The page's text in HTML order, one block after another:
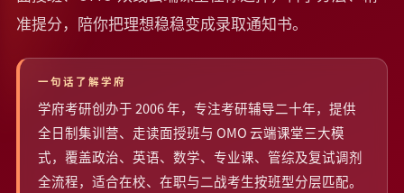
准提分，陪你把理想稳稳变成录取通知书。
一句话了解学府
学府考研创办于 2006 年，专注考研辅导二十年，提供
全日制集训营、走读面授班与 OMO 云端课堂三大模
式，覆盖政治、英语、数学、专业课、管综及复试调剂
全流程，适合在校、在职与二战考生按班型分层匹配。